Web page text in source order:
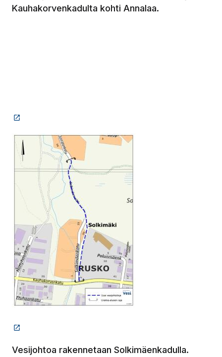
Kauhakorvenkadulta kohti Annalaa.
(Linkki vie ulkopuoliselle sivustolle)
Vesijohtoa rakennetaan Solkimäenkadulla.